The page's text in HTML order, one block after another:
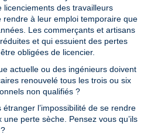
des travailleurs
rendre à leur emploi temporaire que
Les commerçants et artisans
et qui essuient des pertes
obligées de licencier.
actuelle ou des ingénieurs doivent
renouvelé tous les trois ou six
non qualifiés ?
étranger l’impossibilité de se rendre
perte sèche. Pensez vous qu’ils